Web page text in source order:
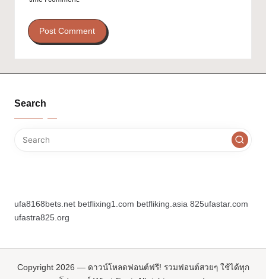
Search
ufa8168bets.net betflixing1.com betfliking.asia 825ufastar.com
ufastra825.org
Copyright 2026 — ดาวน์โหลดฟอนต์ฟรี! รวมฟอนต์สวยๆ ใช้ได้ทุก